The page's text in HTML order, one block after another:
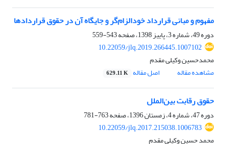
مفهوم و مبانی قرارداد خودالزام‌گر و جایگاه آن در حقوق قراردادها
دوره 49، شماره 3، پاییز 1398، صفحه
543-559
10.22059/jlq.2019.266445.1007102
محمدحسین وکیلی مقدم
مشاهده مقاله
اصل مقاله 629.11 K
حقوق رقابت بین‌الملل
دوره 47، شماره 4، زمستان 1396، صفحه
763-781
10.22059/jlq.2017.215038.1006783
محمد حسین وکیلی مقدم